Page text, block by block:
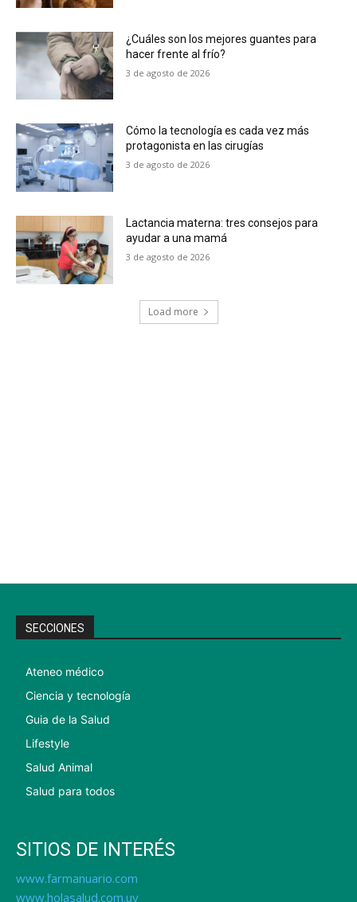
¿Cuáles son los mejores guantes para
hacer frente al frío?
3 de agosto de 2026
Cómo la tecnología es cada vez más
protagonista en las cirugías
3 de agosto de 2026
Lactancia materna: tres consejos para
ayudar a una mamá
3 de agosto de 2026
Load more
SECCIONES
Ateneo médico
Ciencia y tecnología
Guia de la Salud
Lifestyle
Salud Animal
Salud para todos
SITIOS DE INTERÉS
www.farmanuario.com
www.holasalud.com.uy